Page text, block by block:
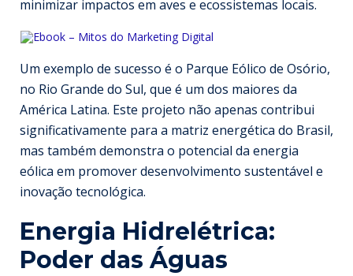
minimizar impactos em aves e ecossistemas locais.
Um exemplo de sucesso é o Parque Eólico de Osório,
no Rio Grande do Sul, que é um dos maiores da
América Latina. Este projeto não apenas contribui
significativamente para a matriz energética do Brasil,
mas também demonstra o potencial da energia
eólica em promover desenvolvimento sustentável e
inovação tecnológica.
Energia Hidrelétrica:
Poder das Águas